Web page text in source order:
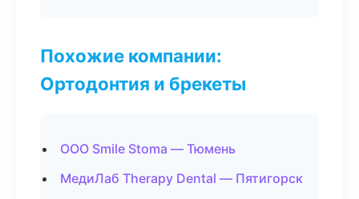
Похожие компании:
Ортодонтия и брекеты
ООО Smile Stoma — Тюмень
МедиЛаб Therapy Dental — Пятигорск